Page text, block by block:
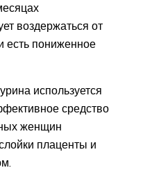
воздержаться от
есть пониженное
используется
средство
женщин
плаценты и